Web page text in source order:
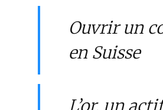
Ouvrir un
en Suisse